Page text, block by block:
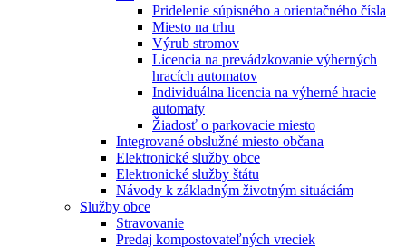
Pridelenie súpisného a orientačného čísla
Miesto na trhu
Výrub stromov
Licencia na prevádzkovanie výherných
hracích automatov
Individuálna licencia na výherné hracie
automaty
Žiadosť o parkovacie miesto
Integrované obslužné miesto občana
Elektronické služby obce
Elektronické služby štátu
Návody k základným životným situáciám
Služby obce
Stravovanie
Predaj kompostovateľných vreciek